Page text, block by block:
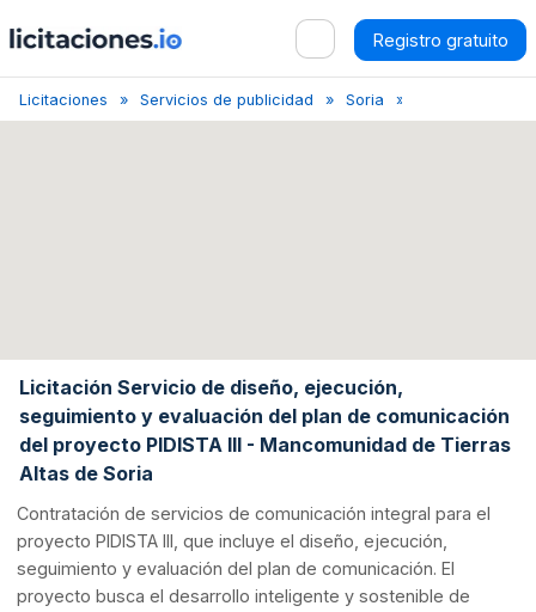
Registro gratuito
Licitaciones Servicios de publicidad Soria
Licitación Servicio de diseño, ejecución,
seguimiento y evaluación del plan de comunicación
del proyecto PIDISTA III - Mancomunidad de Tierras
Altas de Soria
Contratación de servicios de comunicación integral para el
proyecto PIDISTA III, que incluye el diseño, ejecución,
seguimiento y evaluación del plan de comunicación. El
proyecto busca el desarrollo inteligente y sostenible de